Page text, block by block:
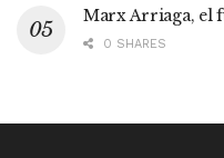
Marx Arriaga, el
0 SHARES